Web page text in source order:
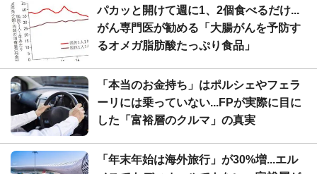
パカッと開けて週に1、2個食べるだけ...
がん専門医が勧める「大腸がんを予防す
るオメガ脂肪酸たっぷり食品」
「本当のお金持ち」はポルシェやフェラ
ーリには乗っていない...FPが実際に目に
した「富裕層のクルマ」の真実
「年末年始は海外旅行」が30%増...エル